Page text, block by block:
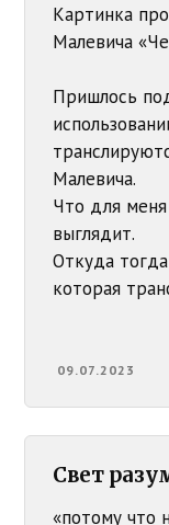
Картинка
Малевича
Пришлось
Малевича.
Что для меня
выглядит.
Откуда
которая
09.07.2023
Свет
«потому что